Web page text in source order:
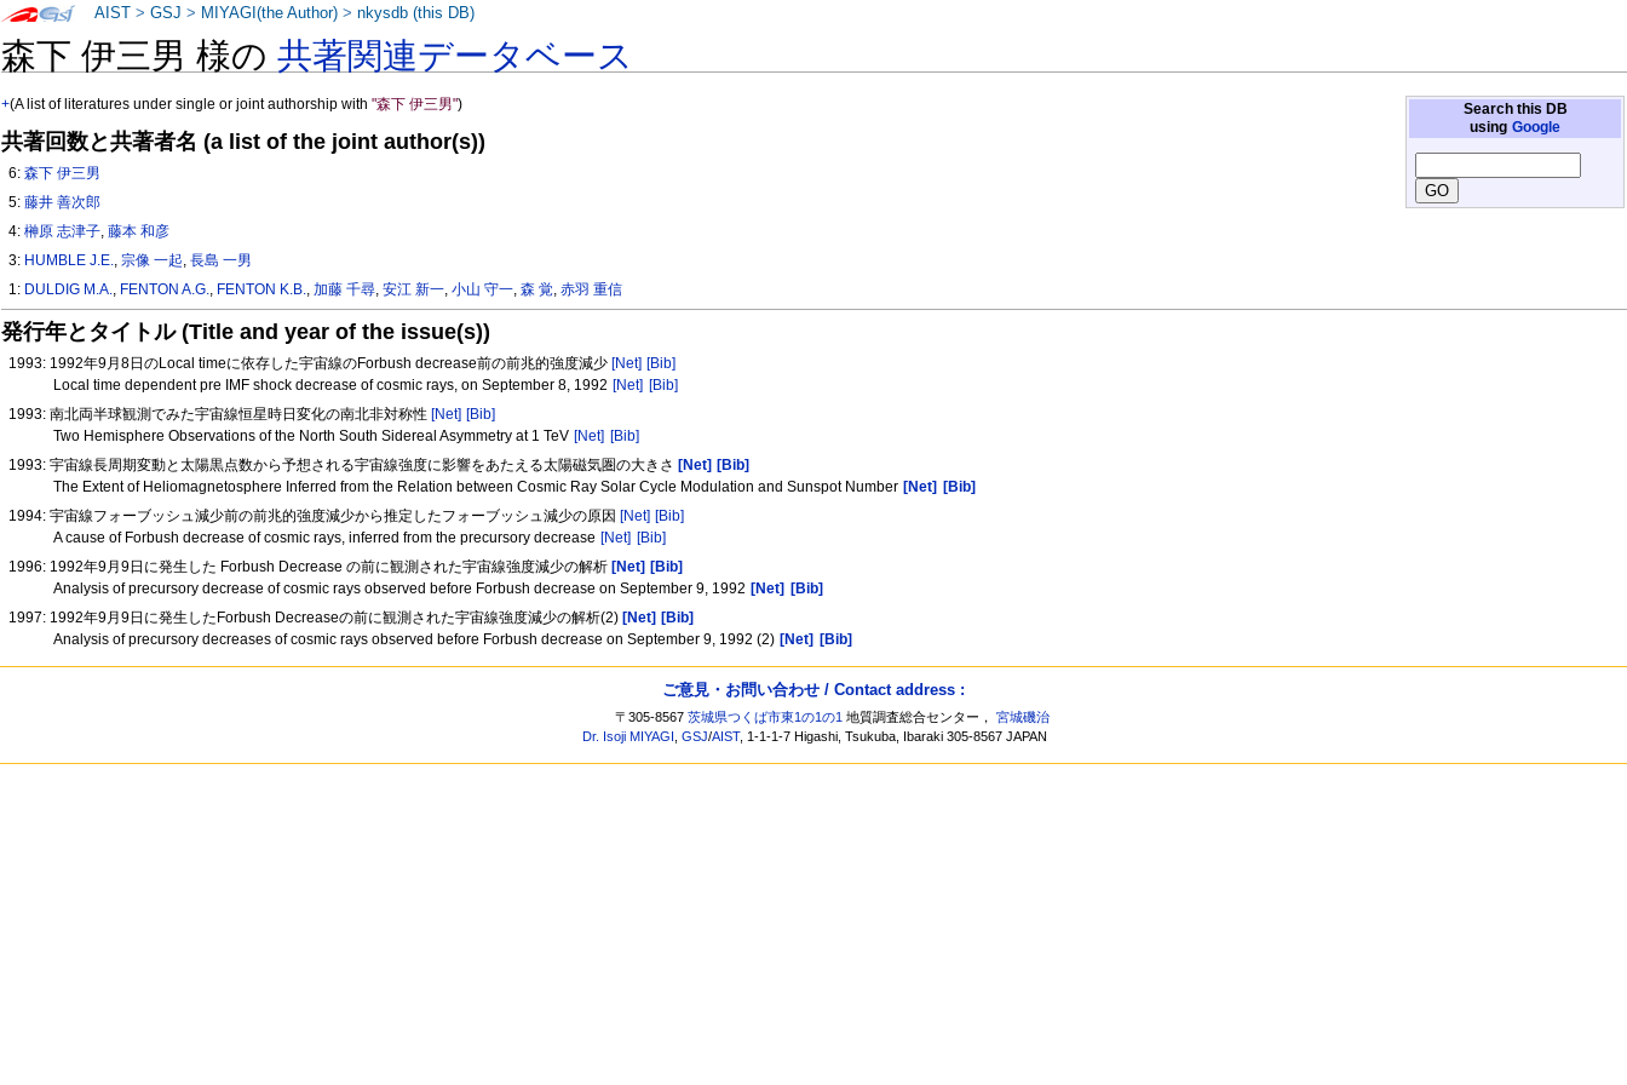
森下 伊三男 様の共著関連データベース
Search this DB
using Google
+(A list of literatures under single or joint authorship with"森下 伊三男")
共著回数と共著者名 (a list of the joint author(s))
6:森下 伊三男
5:藤井 善次郎
4:榊原 志津子,藤本 和彦
3: HUMBLE J.E.,宗像 一起,長島 一男
1: DULDIG M.A., FENTON A.G., FENTON K.B.,加藤 千尋,安江 新一,小山 守一,森 覚,赤羽 重信
発行年とタイトル (Title and year of the issue(s))
1993: 1992年9月8日のLocal timeに依存した宇宙線のForbush decrease前の前兆的強度減少 [Net] [Bib]
Local time dependent pre IMF shock decrease of cosmic rays, on September 8, 1992 [Net] [Bib]
1993: 南北両半球観測でみた宇宙線恒星時日変化の南北非対称性 [Net] [Bib]
Two Hemisphere Observations of the North South Sidereal Asymmetry at 1 TeV [Net] [Bib]
1993: 宇宙線長周期変動と太陽黒点数から予想される宇宙線強度に影響をあたえる太陽磁気圏の大きさ [Net] [Bib]
The Extent of Heliomagnetosphere Inferred from the Relation between Cosmic Ray Solar Cycle Modulation and Sunspot Number [Net]
[Bib]
1994: 宇宙線フォーブッシュ減少前の前兆的強度減少から推定したフォーブッシュ減少の原因 [Net] [Bib]
A cause of Forbush decrease of cosmic rays, inferred from the precursory decrease [Net] [Bib]
1996: 1992年9月9日に発生した Forbush Decrease の前に観測された宇宙線強度減少の解析 [Net] [Bib]
Analysis of precursory decrease of cosmic rays observed before Forbush decrease on September 9, 1992 [Net]
[Bib]
1997: 1992年9月9日に発生したForbush Decreaseの前に観測された宇宙線強度減少の解析(2) [Net] [Bib]
Analysis of precursory decreases of cosmic rays observed before Forbush decrease on September 9, 1992 (2) [Net] [Bib]
AIST >GSJ > MIYAGI(the Author) >nkysdb (this DB)
ご意見・お問い合わせ / Contact address :
〒305-8567茨城県つくば市東1の1の1 地質調査総合センター，宮城磯治
Dr. Isoji MIYAGI ,GSJ/AIST, 1-1-1-7 Higashi, Tsukuba, Ibaraki 305-8567 JAPAN